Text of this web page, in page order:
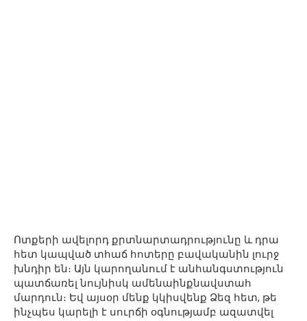
Ոտքերի ավելորդ քրտնարտադրությունը և դրա
հետ կապված տհաճ հոտերը բավականին լուրջ
խնդիր են։ Այն կարողանում է անհանգստություն
պատճառել նույնիսկ ամենաինքնավստահ
մարդուն։ Եվ այսօր մենք կկիսվենք Ձեզ հետ, թե
ինչպես կարելի է սուրճի օգնությամբ ազատվել